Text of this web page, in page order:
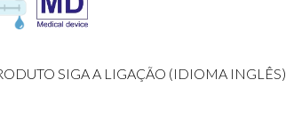
SIGA A LIGAÇÃO (IDIOMA INGLÊS)